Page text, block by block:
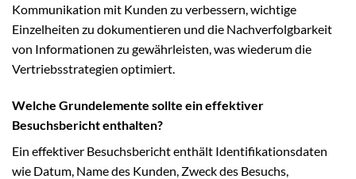
Kommunikation mit Kunden zu verbessern, wichtige
Einzelheiten zu dokumentieren und die Nachverfolgbarkeit
von Informationen zu gewährleisten, was wiederum die
Vertriebsstrategien optimiert.
Welche Grundelemente sollte ein effektiver
Besuchsbericht enthalten?
Ein effektiver Besuchsbericht enthält Identifikationsdaten
wie Datum, Name des Kunden, Zweck des Besuchs,